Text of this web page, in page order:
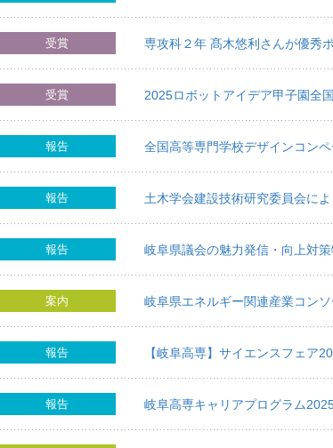
受賞 専攻科２年 髙木悠利さんが優秀
受賞 2025ロボットアイデア甲子園全
報告 全国高等専門学校デザインコン
報告 土木学会建設技術研究委員会に
報告 岐阜県議会の魅力発信・向上対
案内 岐阜県エネルギー関連産業コン
報告 【岐阜高専】サイエンスフェア
報告 岐阜高専キャリアプログラム